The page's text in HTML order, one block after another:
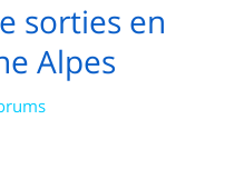
sorties en
Alpes